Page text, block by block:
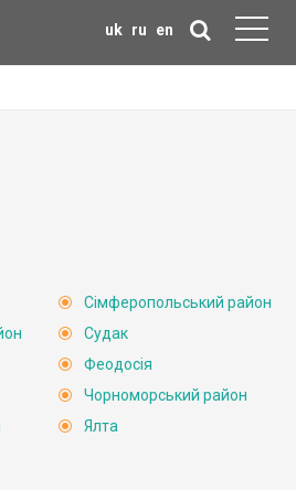
uk ru en
Сімферопольський район
Судак
Феодосія
Чорноморський район
Ялта